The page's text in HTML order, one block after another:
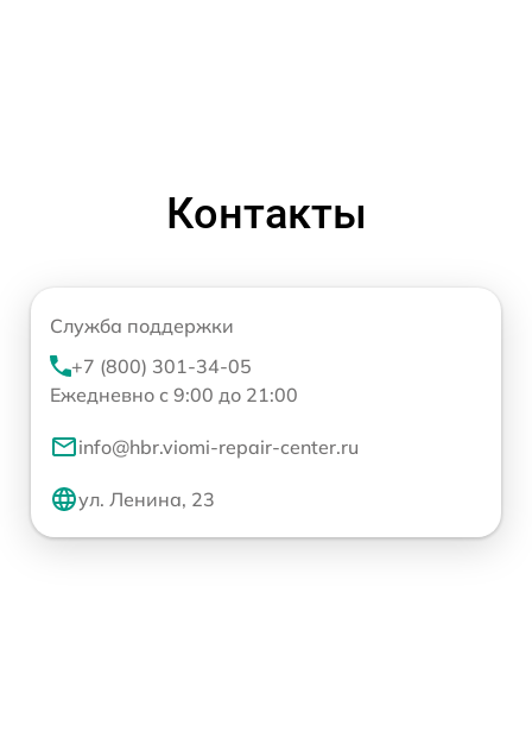
Контакты
Служба поддержки
+7 (800) 301-34-05
Ежедневно с 9:00 до 21:00
info@hbr.viomi-repair-center.ru
ул. Ленина, 23